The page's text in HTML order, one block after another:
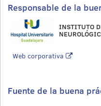
Responsable de la
INSTITUTO
Web corporativa
Fuente de la buena